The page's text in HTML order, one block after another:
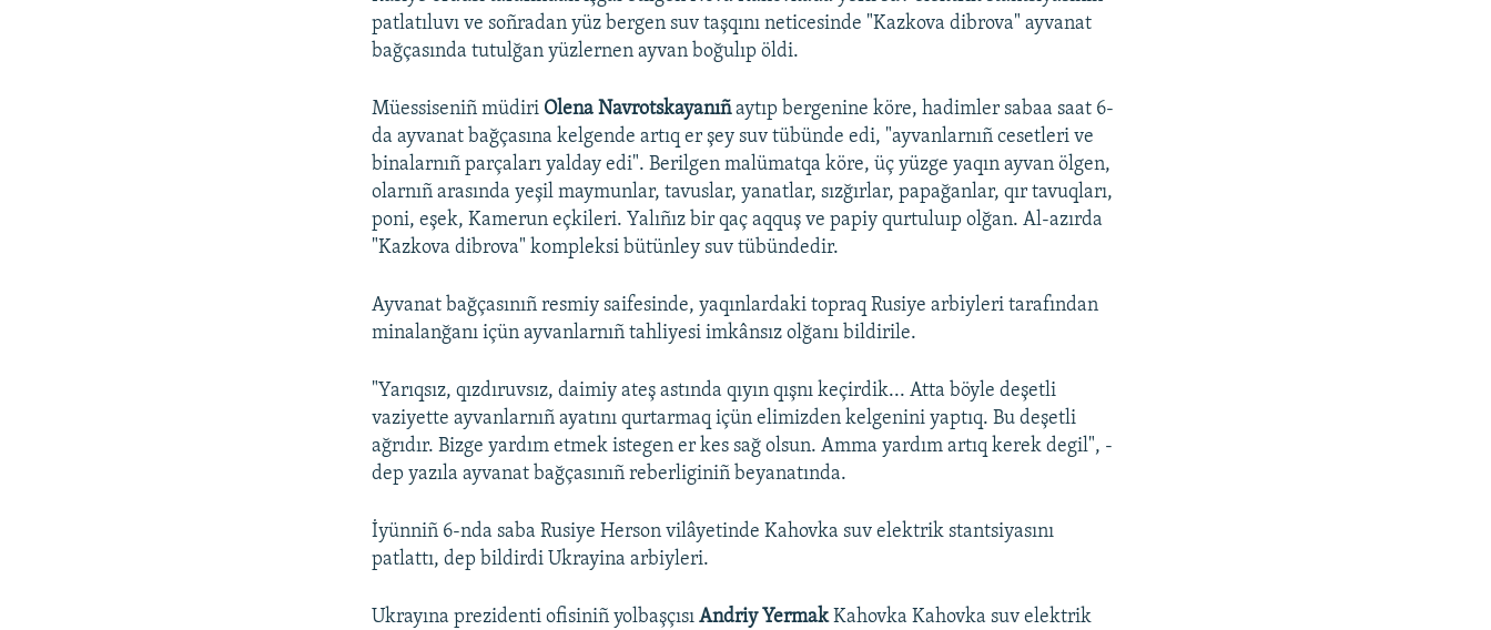
patlatıluvı ve soñradan yüz bergen suv taşqını neticesinde "Kazkova dibrova" ayvanat
bağçasında tutulğan yüzlernen ayvan boğulıp öldi.
Müessiseniñ müdiri Olena Navrotskayanıñaytıp bergenine köre, hadimler sabaa saat 6-
da ayvanat bağçasına kelgende artıq er şey suv tübünde edi, "ayvanlarnıñ cesetleri ve
binalarnıñ parçaları yalday edi". Berilgen malümatqa köre, üç yüzge yaqın ayvan ölgen,
olarnıñ arasında yeşil maymunlar, tavuslar, yanatlar, sızğırlar, papağanlar, qır tavuqları,
poni, eşek, Kamerun eçkileri. Yalıñız bir qaç aqquş ve papiy qurtuluıp olğan. Al-azırda
"Kazkova dibrova" kompleksi bütünley suv tübündedir.
Ayvanat bağçasınıñ resmiy saifesinde, yaqınlardaki topraq Rusiye arbiyleri tarafından
minalanğanı içün ayvanlarnıñ tahliyesi imkânsız olğanı bildirile.
"Yarıqsız, qızdıruvsız, daimiy ateş astında qıyın qışnı keçirdik... Atta böyle deşetli
vaziyette ayvanlarnıñ ayatını qurtarmaq içün elimizden kelgenini yaptıq. Bu deşetli
ağrıdır. Bizge yardım etmek istegen er kes sağ olsun. Amma yardım artıq kerek degil", -
dep yazıla ayvanat bağçasınıñ reberliginiñ beyanatında.
İyünniñ 6-nda saba Rusiye Herson vilâyetinde Kahovka suv elektrik stantsiyasını
patlattı, dep bildirdi Ukrayina arbiyleri.
Ukrayına prezidenti ofisiniñ yolbaşçısıAndriy YermakKahovka Kahovka suv elektrik